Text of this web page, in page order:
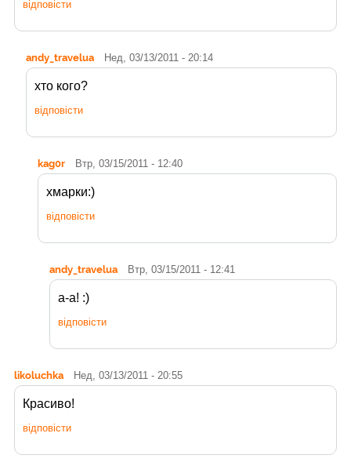
відповісти
andy_travelua Нед, 03/13/2011 - 20:14
хто кого?
відповісти
kag0r Втр, 03/15/2011 - 12:40
хмарки:)
відповісти
andy_travelua Втр, 03/15/2011 - 12:41
а-а! :)
відповісти
likoluchka Нед, 03/13/2011 - 20:55
Красиво!
відповісти